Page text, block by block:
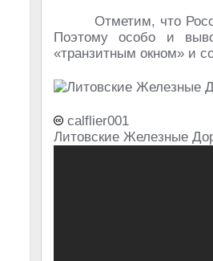
Отметим, что
Поэтому особо и
«транзитным окном» и
calflier001
Литовские Железные